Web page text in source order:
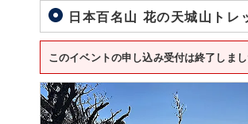
日本百名山 花の天城山トレ
このイベントの申し込み受付は終了しま